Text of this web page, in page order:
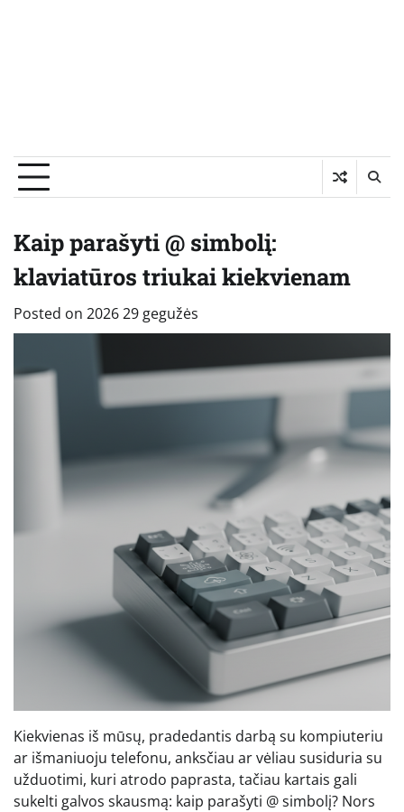
Kaip parašyti @ simbolį:
klaviatūros triukai kiekvienam
Posted on 2026 29 gegužės
Kiekvienas iš mūsų, pradedantis darbą su kompiuteriu
ar išmaniuoju telefonu, anksčiau ar vėliau susiduria su
užduotimi, kuri atrodo paprasta, tačiau kartais gali
sukelti galvos skausmą: kaip parašyti @ simbolį? Nors